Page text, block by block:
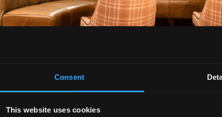
Consent
This website uses cookies